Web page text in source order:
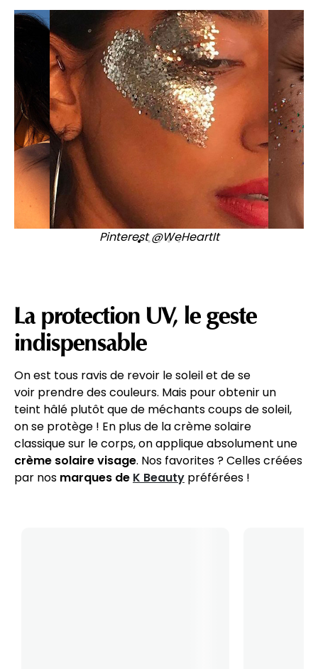
Pinterest @WeHeartIt
La protection UV, le geste
indispensable
On est tous ravis de revoir le soleil et de se
voir prendre des couleurs. Mais pour obtenir un
teint hâlé plutôt que de méchants coups de soleil,
on se protège ! En plus de la crème solaire
classique sur le corps, on applique absolument une
crème solaire visage. Nos favorites ? Celles créées
par nos marques de K Beauty préférées !